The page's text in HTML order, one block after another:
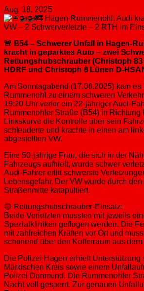
Aug. 18, 2025
🚨 B54 – Schwerer Unfall in Hagen-
kracht in geparktes Auto – zwei
Rettungshubschrauber (Christoph
HDRF und Christoph 8 Lünen D-
Am Sonntagabend (17.08.2025) kam es
Rummenohl zu einem schweren
19:20 Uhr verlor ein 22-jähriger Audi-
Rummenohler Straße (B54) in Richtung
Linkskurve die Kontrolle über sein
schleuderte und krachte in einen am
abgestellten VW.
Eine 50-jährige Frau, die sich in der
Fahrzeugs aufhielt, wurde schwer
Audi-Fahrer erlitt schwerste
Lebensgefahr. Der VW wurde durch
Straßenmitte katapultiert.
🔴 Rettungshubschrauber-Einsatz:
Beide Verletzten mussten mit jeweils
Spezialkliniken geflogen werden. Die
mit zahlreichen Kräften vor Ort und
schonend über den Kofferraum aus
Die Polizei Hagen erhielt Unterstützung
Märkischen Kreis sowie einem
Polizei Dortmund. Die Rummenohler
Nacht voll gesperrt. Zur genauen